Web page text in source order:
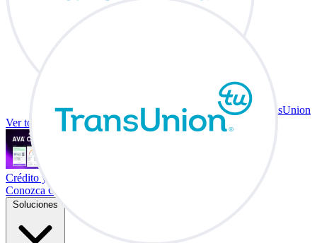
TransUnion
Ver todas las integraciones
Crédito y vehículo a cambio en su escritorio.
Conozca Co-Driver
Soluciones